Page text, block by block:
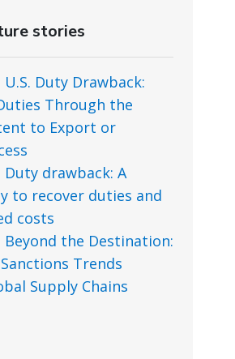
stories
Duty Drawback:
Through the
to Export or
Duty drawback: A
to recover duties and
costs
Beyond the Destination:
Trends
Supply Chains